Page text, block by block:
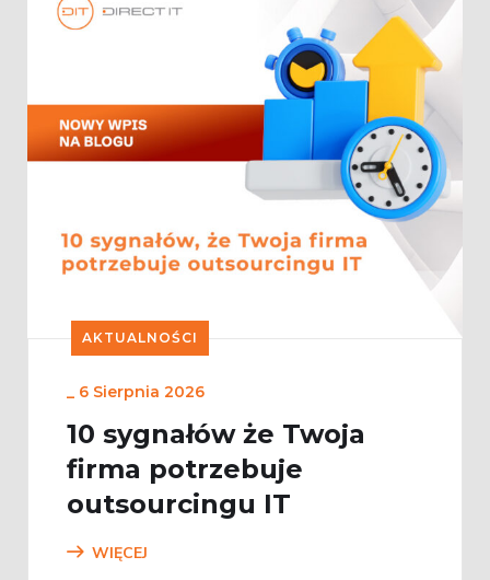
AKTUALNOŚCI
_ 6 Sierpnia 2026
10 sygnałów że Twoja
firma potrzebuje
outsourcingu IT
WIĘCEJ